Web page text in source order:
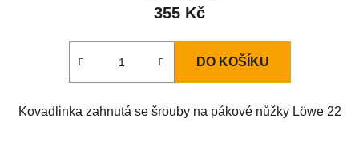
355 Kč
DO KOŠÍKU
Kovadlinka zahnutá se šrouby na pákové nůžky Löwe 22